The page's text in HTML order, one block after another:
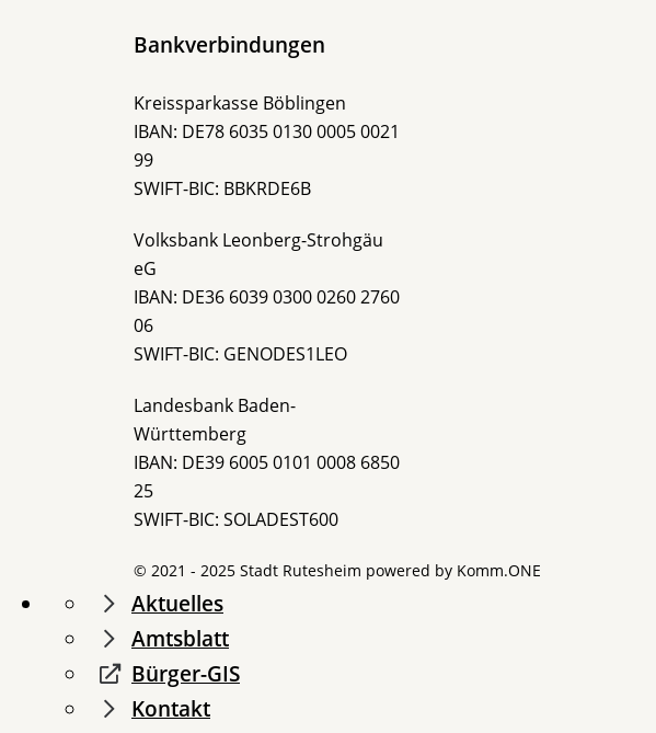
Bankverbindungen
Kreissparkasse Böblingen
IBAN: DE78 6035 0130 0005 0021
99
SWIFT-BIC: BBKRDE6B
Volksbank Leonberg-Strohgäu
eG
IBAN: DE36 6039 0300 0260 2760
06
SWIFT-BIC: GENODES1LEO
Landesbank Baden-
Württemberg
IBAN: DE39 6005 0101 0008 6850
25
SWIFT-BIC: SOLADEST600
© 2021 - 2025 Stadt Rutesheim powered by Komm.ONE
Aktuelles
Amtsblatt
Bürger-GIS
Kontakt